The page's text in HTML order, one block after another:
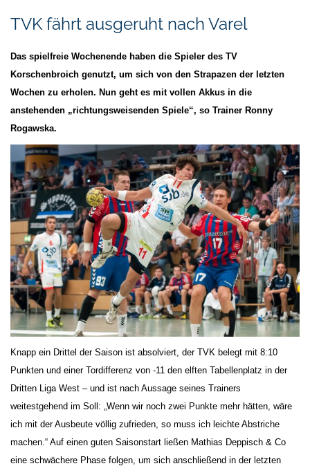
TVK fährt ausgeruht nach Varel
Das spielfreie Wochenende haben die Spieler des TV
Korschenbroich genutzt, um sich von den Strapazen der letzten
Wochen zu erholen. Nun geht es mit vollen Akkus in die
anstehenden „richtungsweisenden Spiele“, so Trainer Ronny
Rogawska.
Knapp ein Drittel der Saison ist absolviert, der TVK belegt mit 8:10
Punkten und einer Tordifferenz von -11 den elften Tabellenplatz in der
Dritten Liga West – und ist nach Aussage seines Trainers
weitestgehend im Soll: „Wenn wir noch zwei Punkte mehr hätten, wäre
ich mit der Ausbeute völlig zufrieden, so muss ich leichte Abstriche
machen.“ Auf einen guten Saisonstart ließen Mathias Deppisch & Co
eine schwächere Phase folgen, um sich anschließend in der letzten